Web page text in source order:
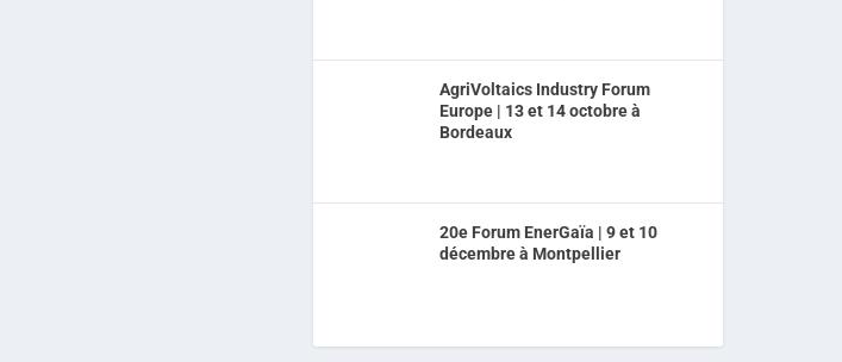
AgriVoltaics Industry Forum
Europe | 13 et 14 octobre à
Bordeaux
20e Forum EnerGaïa | 9 et 10
décembre à Montpellier